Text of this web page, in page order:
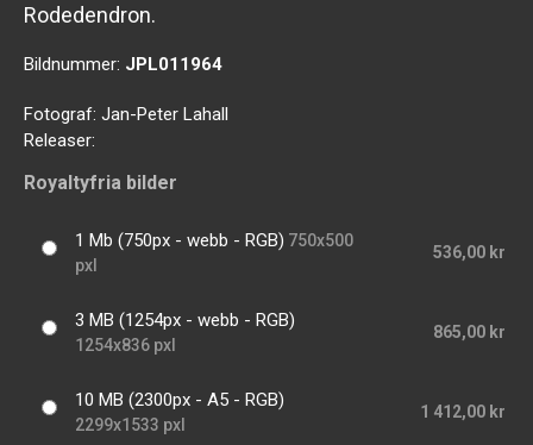
Rodedendron.
Bildnummer: JPL011964
Fotograf: Jan-Peter Lahall
Releaser:
Royaltyfria bilder
1 Mb (750px - webb - RGB) 750x500
pxl
536,00 kr
3 MB (1254px - webb - RGB)
1254x836 pxl
865,00 kr
10 MB (2300px - A5 - RGB)
2299x1533 pxl
1 412,00 kr